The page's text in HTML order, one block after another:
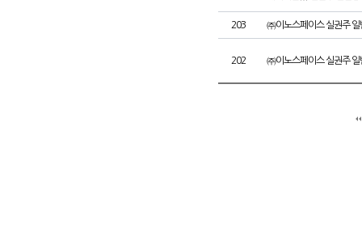
203 ㈜이노스페이스 실권주 일
202 ㈜이노스페이스 실권주 일